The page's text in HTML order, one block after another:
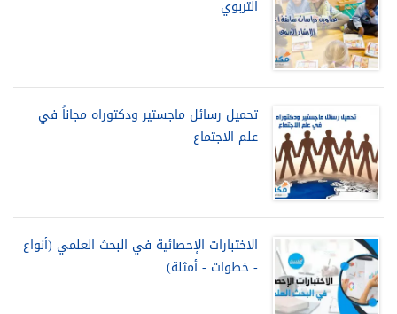
التربوي
تحميل رسائل ماجستير ودكتوراه مجاناً في
علم الاجتماع
الاختبارات الإحصائية في البحث العلمي (أنواع
- خطوات - أمثلة)